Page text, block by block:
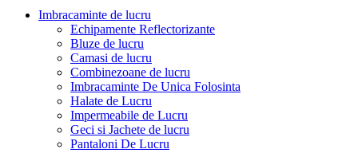
Imbracaminte de lucru
Echipamente Reflectorizante
Bluze de lucru
Camasi de lucru
Combinezoane de lucru
Imbracaminte De Unica Folosinta
Halate de Lucru
Impermeabile de Lucru
Geci si Jachete de lucru
Pantaloni De Lucru